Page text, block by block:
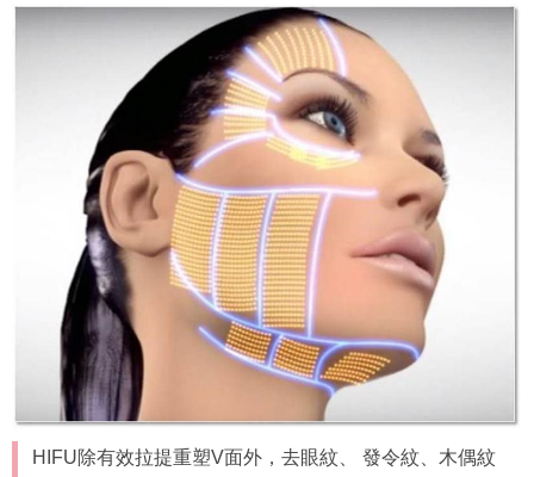
HIFU除有效拉提重塑V面外，去眼紋、 發令紋、木偶紋